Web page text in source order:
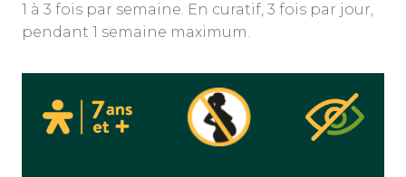
1 à 3 fois par semaine. En curatif, 3 fois par jour,
pendant 1 semaine maximum.